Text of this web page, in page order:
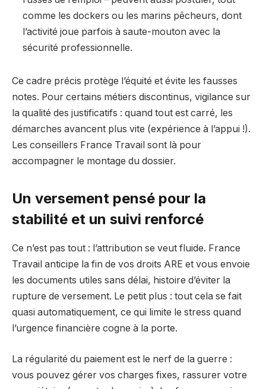
comme les dockers ou les marins pêcheurs, dont
l’activité joue parfois à saute-mouton avec la
sécurité professionnelle.
Ce cadre précis protège l’équité et évite les fausses
notes. Pour certains métiers discontinus, vigilance sur
la qualité des justificatifs : quand tout est carré, les
démarches avancent plus vite (expérience à l’appui !).
Les conseillers France Travail sont là pour
accompagner le montage du dossier.
Un versement pensé pour la
stabilité et un suivi renforcé
Ce n’est pas tout : l’attribution se veut fluide. France
Travail anticipe la fin de vos droits ARE et vous envoie
les documents utiles sans délai, histoire d’éviter la
rupture de versement. Le petit plus : tout cela se fait
quasi automatiquement, ce qui limite le stress quand
l’urgence financière cogne à la porte.
La régularité du paiement est le nerf de la guerre :
vous pouvez gérer vos charges fixes, rassurer votre